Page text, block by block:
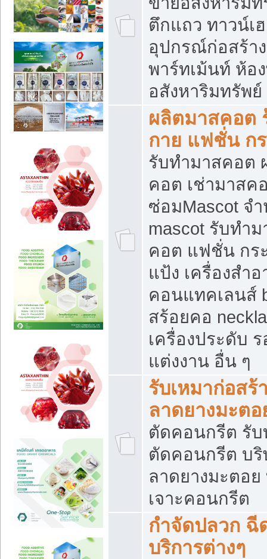
ตึกแถว ทาวน์เ
อุปกรณ์ก่อสร้า
พาร์ทเม้นท์ ห้อ
อสังหาริมทรัพ
ผลิตมาสคอต
กาย แฟชั่น กร
รับทำมาสคอต
คอต เช่ามาสค
ซ่อมMascot จ
mascot รับทำ
คอต แฟชั่น กระ
แป้ง เครื่องสำ
คอนแทคเลนส์
สร้อยคอ
เครื่องประดับ ร
แต่งงาน อื่น ๆ
รับเหมาก่อส
ลาดยางมะต
ตัดคอนกรีต รับ
ตัดคอนกรีต บริ
ลาดยางมะตอ
เจาะคอนกรีต
กำจัดปลวก ฉี
บริการต่างๆ